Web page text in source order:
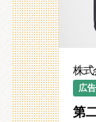
株式
広
第